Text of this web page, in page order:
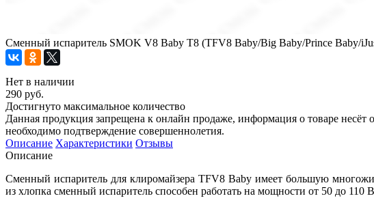
Сменный испаритель SMOK V8 Baby T8 (TFV8 Baby/Big Baby/Prince Baby/
Нет в наличии
290 руб.
Достигнуто максимальное количество
Данная продукция запрещена к онлайн продаже, информация о товаре
необходимо подтверждение совершеннолетия.
Описание Характеристики Отзывы
Описание
Cменный испаритель для клиромайзера TFV8 Baby имеет большую
из хлопка сменный испаритель способен работать на мощности от 50 до 110